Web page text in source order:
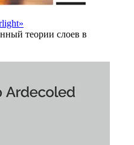
теории слоев в